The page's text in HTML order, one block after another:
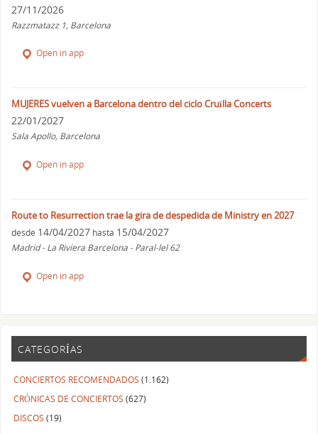
27/11/2026
Razzmatazz 1, Barcelona
Open in app
MUJERES vuelven a Barcelona dentro del ciclo Cruïlla Concerts
22/01/2027
Sala Apollo, Barcelona
Open in app
Route to Resurrection trae la gira de despedida de Ministry en 2027
desde 14/04/2027 hasta 15/04/2027
Madrid - La Riviera Barcelona - Paral-lel 62
Open in app
CATEGORÍAS
CONCIERTOS RECOMENDADOS (1.162)
CRÓNICAS DE CONCIERTOS (627)
DISCOS (19)